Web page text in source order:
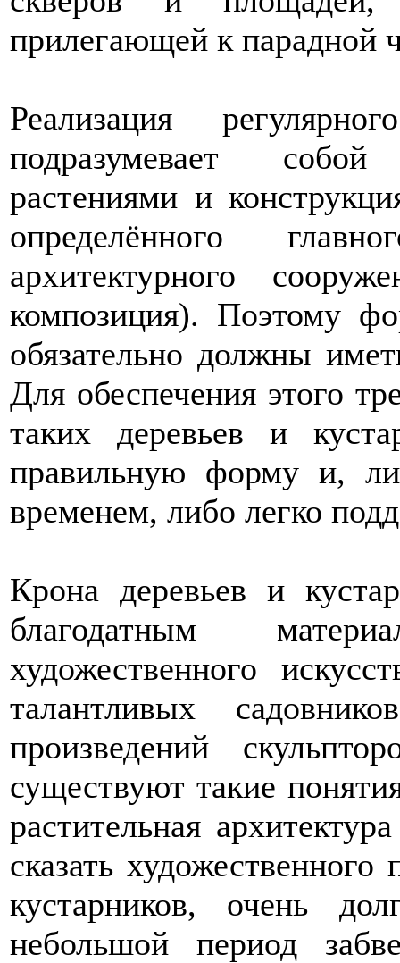
прилегающей к парадной
Реализация
подразумевает
растениями и
определённого
архитектурного
композиция). Поэтому
обязательно должны
Для обеспечения этого
таких деревьев и
правильную форму и,
временем, либо легко
Крона деревьев и
благодатным
художественного
талантливых
произведений
существуют такие
растительная
сказать художественного
кустарников, очень
небольшой период